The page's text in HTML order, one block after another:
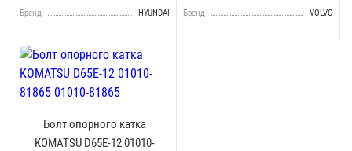
Бренд
HYUNDAI
Бренд
VOLVO
Болт опорного катка
KOMATSU D65E-12 01010-